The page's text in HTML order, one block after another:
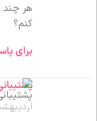
هر چند
کنم؟
برای
اردیبهشت 27, 1404 در